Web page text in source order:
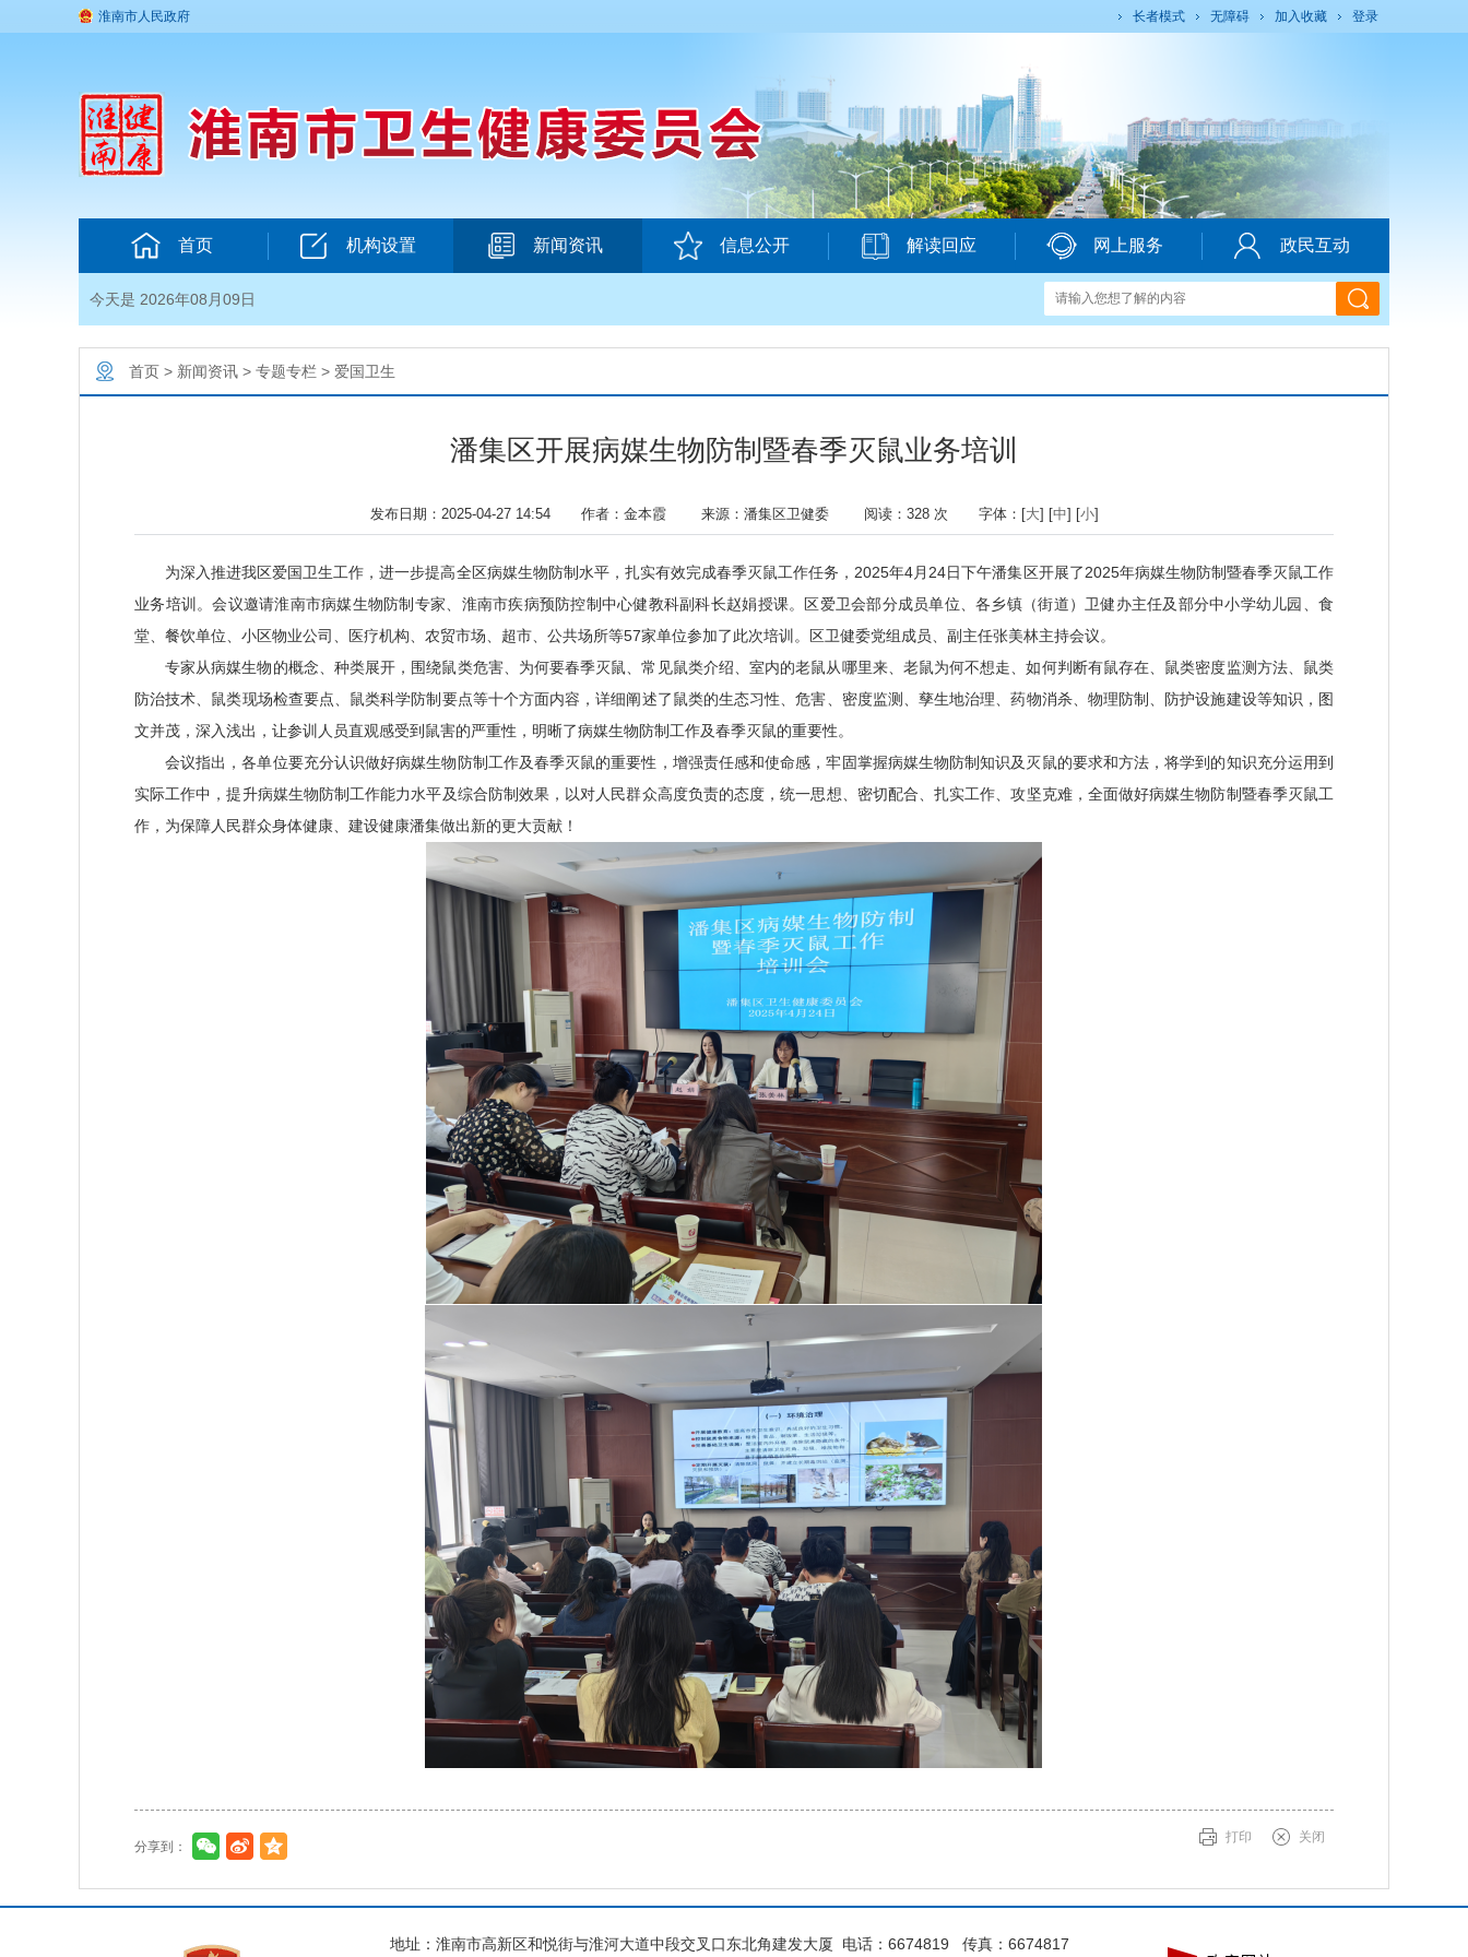
淮南市人民政府 长者模式 无障碍 加入收藏 登录
首页 机构设置 新闻资讯 信息公开 解读回应 网上服务 政民互动
今天是 2026年08月09日
首页 > 新闻资讯 > 专题专栏 > 爱国卫生
潘集区开展病媒生物防制暨春季灭鼠业务培训
发布日期：2025-04-27 14:54 作者：金本霞 来源：潘集区卫健委 阅读： 328次 字体：[大] [中] [小]
为深入推进我区爱国卫生工作，进一步提高全区病媒生物防制水平，扎实有效完成春季灭鼠工作任务，2025年4月24日下午潘集区开展了2025年病媒生物防制暨春季灭鼠工作
业务培训。会议邀请淮南市病媒生物防制专家、淮南市疾病预防控制中心健教科副科长赵娟授课。区爱卫会部分成员单位、各乡镇（街道）卫健办主任及部分中小学幼儿园、食
堂、餐饮单位、小区物业公司、医疗机构、农贸市场、超市、公共场所等57家单位参加了此次培训。区卫健委党组成员、副主任张美林主持会议。
专家从病媒生物的概念、种类展开，围绕鼠类危害、为何要春季灭鼠、常见鼠类介绍、室内的老鼠从哪里来、老鼠为何不想走、如何判断有鼠存在、鼠类密度监测方法、鼠类
防治技术、鼠类现场检查要点、鼠类科学防制要点等十个方面内容，详细阐述了鼠类的生态习性、危害、密度监测、孳生地治理、药物消杀、物理防制、防护设施建设等知识，图
文并茂，深入浅出，让参训人员直观感受到鼠害的严重性，明晰了病媒生物防制工作及春季灭鼠的重要性。
会议指出，各单位要充分认识做好病媒生物防制工作及春季灭鼠的重要性，增强责任感和使命感，牢固掌握病媒生物防制知识及灭鼠的要求和方法，将学到的知识充分运用到
实际工作中，提升病媒生物防制工作能力水平及综合防制效果，以对人民群众高度负责的态度，统一思想、密切配合、扎实工作、攻坚克难，全面做好病媒生物防制暨春季灭鼠工
作，为保障人民群众身体健康、建设健康潘集做出新的更大贡献！
分享到：
打印 关闭
地址：淮南市高新区和悦街与淮河大道中段交叉口东北角建发大厦 电话：6674819 传真：6674817